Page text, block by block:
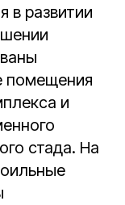
в развитии
помещения
и
стада. На